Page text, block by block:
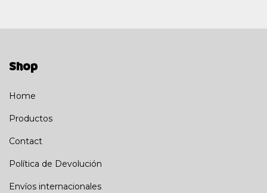
Shop
Home
Productos
Contact
Política de Devolución
Envíos internacionales